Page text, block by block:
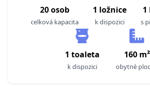
20 osob
celková kapacita
1 ložnice
k dispozici
1
s
1 toaleta
k dispozici
160 m²
obytné